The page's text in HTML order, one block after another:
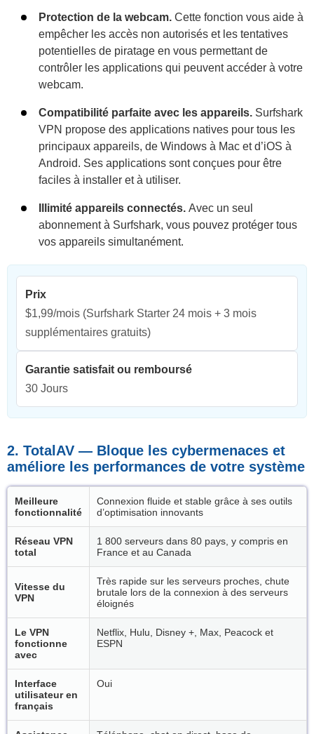
Protection de la webcam. Cette fonction vous aide à
empêcher les accès non autorisés et les tentatives
potentielles de piratage en vous permettant de
contrôler les applications qui peuvent accéder à votre
webcam.
Compatibilité parfaite avec les appareils. Surfshark
VPN propose des applications natives pour tous les
principaux appareils, de Windows à Mac et d’iOS à
Android. Ses applications sont conçues pour être
faciles à installer et à utiliser.
Illimité appareils connectés. Avec un seul
abonnement à Surfshark, vous pouvez protéger tous
vos appareils simultanément.
Prix
$1,99/mois (Surfshark Starter 24 mois + 3 mois
supplémentaires gratuits)
Garantie satisfait ou remboursé
30 Jours
2. TotalAV — Bloque les cybermenaces et
améliore les performances de votre système
Meilleure
fonctionnalité
Connexion fluide et stable grâce à ses outils
d’optimisation innovants
Réseau VPN
total
1 800 serveurs dans 80 pays, y compris en
France et au Canada
Vitesse du
VPN
Très rapide sur les serveurs proches, chute
brutale lors de la connexion à des serveurs
éloignés
Le VPN
fonctionne
avec
Netflix, Hulu, Disney +, Max, Peacock et
ESPN
Interface
utilisateur en
français
Oui